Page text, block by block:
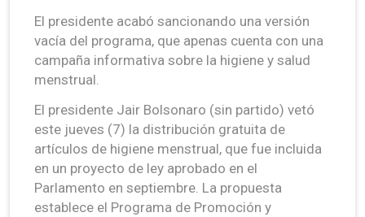
El presidente acabó sancionando una versión
vacía del programa, que apenas cuenta con una
campaña informativa sobre la higiene y salud
menstrual.
El presidente Jair Bolsonaro (sin partido) vetó
este jueves (7) la distribución gratuita de
artículos de higiene menstrual, que fue incluida
en un proyecto de ley aprobado en el
Parlamento en septiembre. La propuesta
establece el Programa de Promoción y